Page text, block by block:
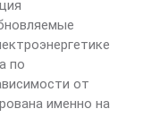
по
от
именно на